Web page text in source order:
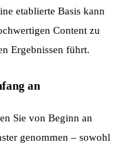
etablierte Basis kann
Content zu
Ergebnissen führt.
an
Sie von Beginn an
genommen – sowohl